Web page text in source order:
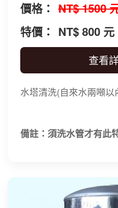
價格： NT$ 1500
特價： NT$ 800 元
查看
水塔清洗(自來水兩噸以
備註：須洗水管才有此